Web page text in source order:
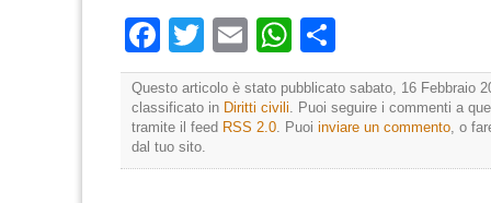
Facebook
TwitterEmailWhatsApp
Questo articolo è stato pubblicato sabato, 16 Febbraio
classificato in Diritti civili . Puoi seguire i commenti a
tramite il feed RSS 2.0 . Puoi inviare un commento , o
dal tuo sito.